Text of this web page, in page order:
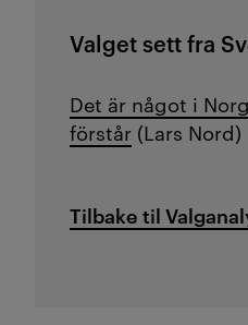
Valget sett fra
Det är något i
förstår (Lars Nord)
Tilbake til